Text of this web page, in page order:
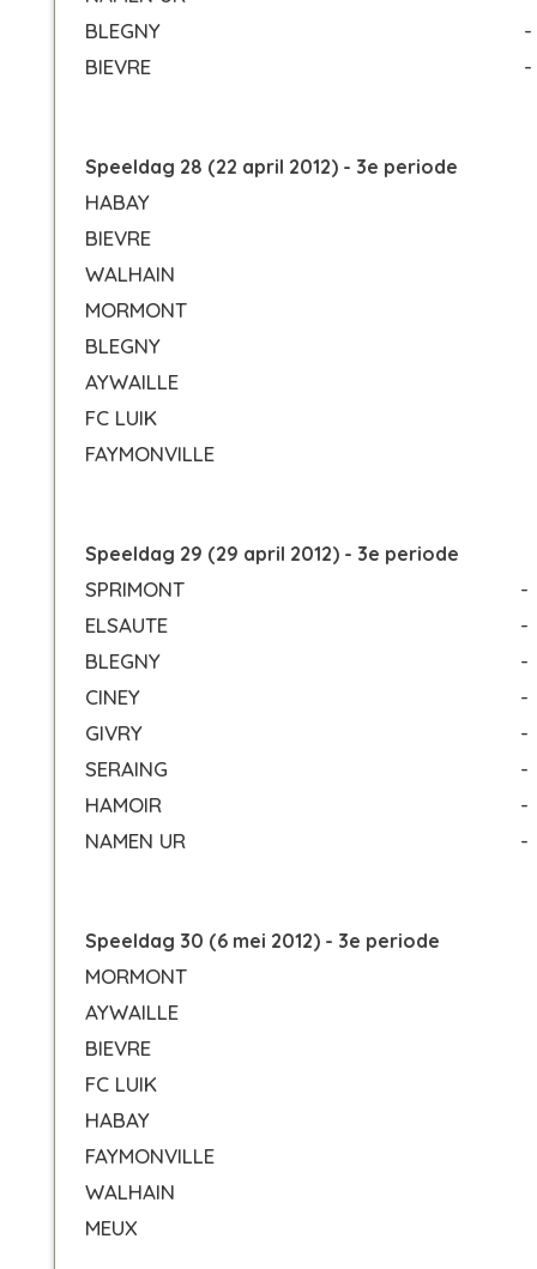
BLEGNY
-
BIEVRE
-
Speeldag 28 (22 april 2012) - 3e periode
HABAY
BIEVRE
WALHAIN
MORMONT
BLEGNY
AYWAILLE
FC LUIK
FAYMONVILLE
Speeldag 29 (29 april 2012) - 3e periode
SPRIMONT
-
ELSAUTE
-
BLEGNY
-
CINEY
-
GIVRY
-
SERAING
-
HAMOIR
-
NAMEN UR
-
Speeldag 30 (6 mei 2012) - 3e periode
MORMONT
AYWAILLE
BIEVRE
FC LUIK
HABAY
FAYMONVILLE
WALHAIN
MEUX